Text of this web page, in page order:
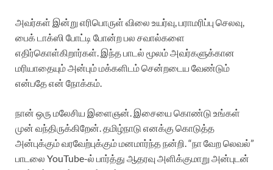
அவர்கள் இன்று எரிபொருள் விலை உயர்வு, பராமரிப்பு செலவு,
பைக் டாக்ஸி போட்டி போன்ற பல சவால்களை
எதிர்கொள்கிறார்கள். இந்த பாடல் மூலம் அவர்களுக்கான
மரியாதையும் அன்பும் மக்களிடம் சென்றடைய வேண்டும்
என்பதே என் நோக்கம்.
நான் ஒரு மலேசிய இளைஞன். இசையை கொண்டு உங்கள்
முன் வந்திருக்கிறேன். தமிழ்நாடு எனக்கு கொடுத்த
அன்புக்கும் வரவேற்புக்கும் மனமார்ந்த நன்றி. “நா வேற லெவல்”
பாடலை YouTube-ல் பார்த்து ஆதரவு அளிக்குமாறு அன்புடன்